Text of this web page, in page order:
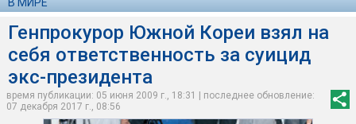
Генпрокурор Южной Кореи взял на
себя ответственность за суицид
экс-президента
время публикации: 05 июня 2009 г., 18:31 | последнее обновление:
07 декабря 2017 г., 08:56